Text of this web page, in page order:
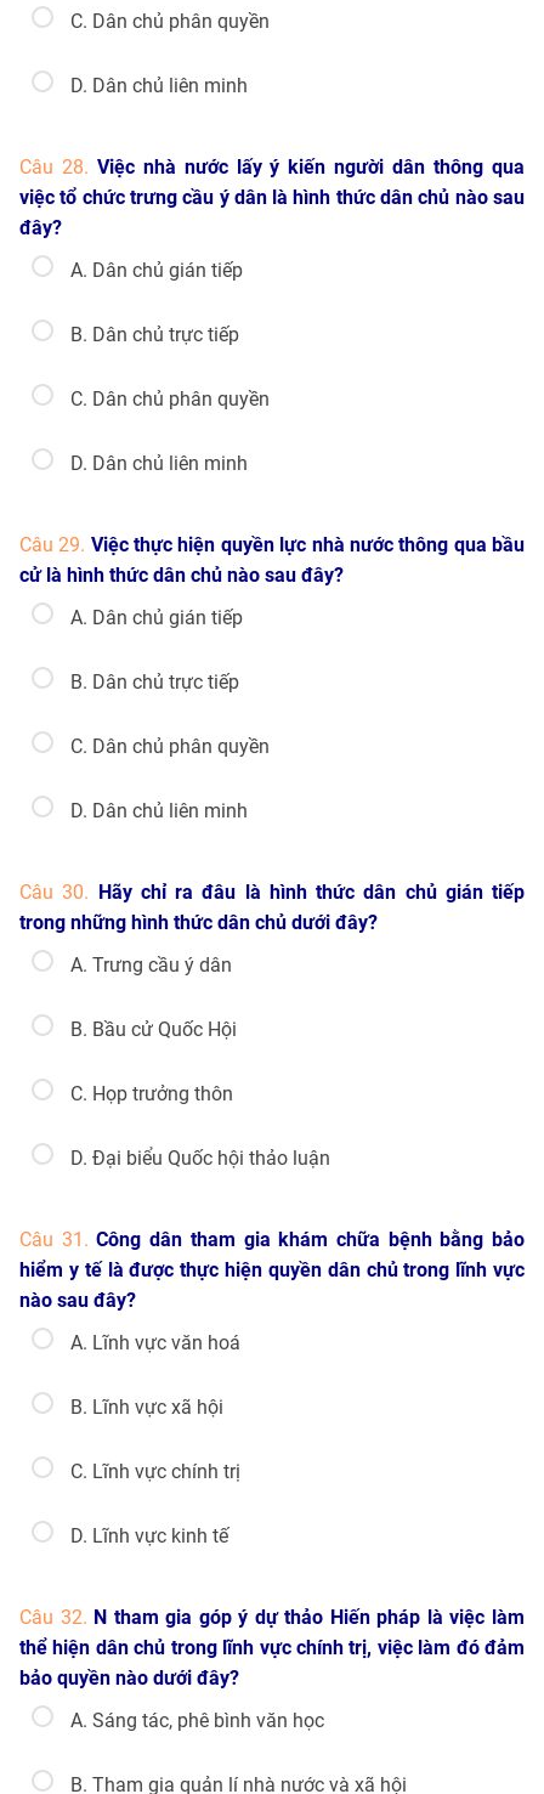
C. Dân chủ phân quyền
D. Dân chủ liên minh
Câu 28. Việc nhà nước lấy ý kiến người dân thông qua
việc tổ chức trưng cầu ý dân là hình thức dân chủ nào sau
đây?
A. Dân chủ gián tiếp
B. Dân chủ trực tiếp
C. Dân chủ phân quyền
D. Dân chủ liên minh
Câu 29. Việc thực hiện quyền lực nhà nước thông qua bầu
cử là hình thức dân chủ nào sau đây?
A. Dân chủ gián tiếp
B. Dân chủ trực tiếp
C. Dân chủ phân quyền
D. Dân chủ liên minh
Câu 30. Hãy chỉ ra đâu là hình thức dân chủ gián tiếp
trong những hình thức dân chủ dưới đây?
A. Trưng cầu ý dân
B. Bầu cử Quốc Hội
C. Họp trưởng thôn
D. Đại biểu Quốc hội thảo luận
Câu 31.Công dân tham gia khám chữa bệnh bằng bảo
hiểm y tế là được thực hiện quyền dân chủ trong lĩnh vực
nào sau đây?
A. Lĩnh vực văn hoá
B. Lĩnh vực xã hội
C. Lĩnh vực chính trị
D. Lĩnh vực kinh tế
Câu 32. N tham gia góp ý dự thảo Hiến pháp là việc làm
thể hiện dân chủ trong lĩnh vực chính trị, việc làm đó đảm
bảo quyền nào dưới đây?
A. Sáng tác, phê bình văn học
B. Tham gia quản lí nhà nước và xã hội